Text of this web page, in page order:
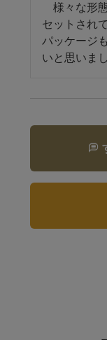
様々な形
セットされ
パッケージ
いと思いまし